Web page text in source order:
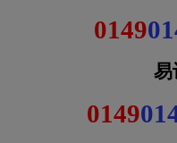
0149
易
0149